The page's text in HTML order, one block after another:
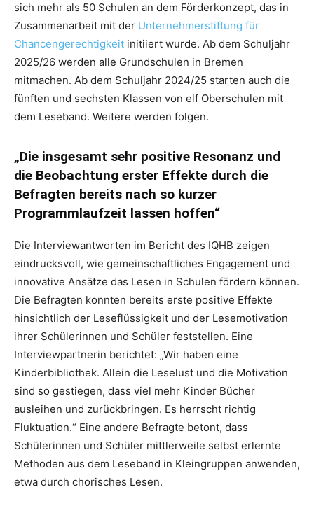
sich mehr als 50 Schulen an dem Förderkonzept, das in
Zusammenarbeit mit der Unternehmerstiftung für
Chancengerechtigkeit initiiert wurde. Ab dem Schuljahr
2025/26 werden alle Grundschulen in Bremen
mitmachen. Ab dem Schuljahr 2024/25 starten auch die
fünften und sechsten Klassen von elf Oberschulen mit
dem Leseband. Weitere werden folgen.
„Die insgesamt sehr positive Resonanz und
die Beobachtung erster Effekte durch die
Befragten bereits nach so kurzer
Programmlaufzeit lassen hoffen“
Die Interviewantworten im Bericht des IQHB zeigen
eindrucksvoll, wie gemeinschaftliches Engagement und
innovative Ansätze das Lesen in Schulen fördern können.
Die Befragten konnten bereits erste positive Effekte
hinsichtlich der Leseflüssigkeit und der Lesemotivation
ihrer Schülerinnen und Schüler feststellen. Eine
Interviewpartnerin berichtet: „Wir haben eine
Kinderbibliothek. Allein die Leselust und die Motivation
sind so gestiegen, dass viel mehr Kinder Bücher
ausleihen und zurückbringen. Es herrscht richtig
Fluktuation.“ Eine andere Befragte betont, dass
Schülerinnen und Schüler mittlerweile selbst erlernte
Methoden aus dem Leseband in Kleingruppen anwenden,
etwa durch chorisches Lesen.